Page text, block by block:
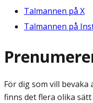
Talmannen på X
Talmannen på
För dig som vill
finns det flera olika